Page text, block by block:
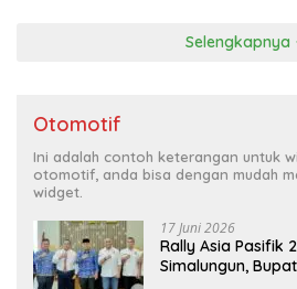
Selengkapnya
Otomotif
Ini adalah contoh keterangan untuk
otomotif, anda bisa dengan mudah
widget.
17 Juni 2026
Rally Asia Pasifik
Simalungun,